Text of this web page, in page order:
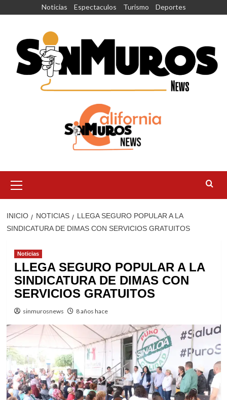
Noticias Espectaculos Turismo Deportes
principal
INICIO NOTICIAS
LLEGA SEGURO POPULAR A LA
SINDICATURA DE DIMAS CON SERVICIOS GRATUITOS
Noticias
LLEGA SEGURO POPULAR A LA
SINDICATURA DE DIMAS CON
SERVICIOS GRATUITOS
sinmurosnews 8 años hace